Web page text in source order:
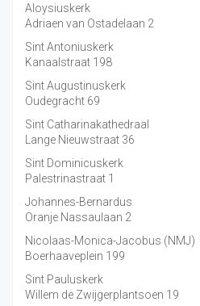
Aloysiuskerk
Adriaen van Ostadelaan 2
Sint Antoniuskerk
Kanaalstraat 198
Sint Augustinuskerk
Oudegracht 69
Sint Catharinakathedraal
Lange Nieuwstraat 36
Sint Dominicuskerk
Palestrinastraat 1
Johannes-Bernardus
Oranje Nassaulaan 2
Nicolaas-Monica-Jacobus (NMJ)
Boerhaaveplein 199
Sint Pauluskerk
Willem de Zwijgerplantsoen 19